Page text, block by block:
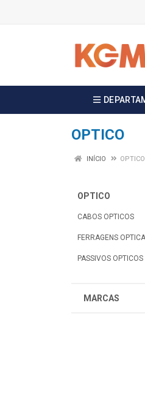
OPTICO
INÍCIO OPTICO
OPTICO
CABOS OPTICOS
FERRAGENS
PASSIVOS OPTICOS
MARCAS